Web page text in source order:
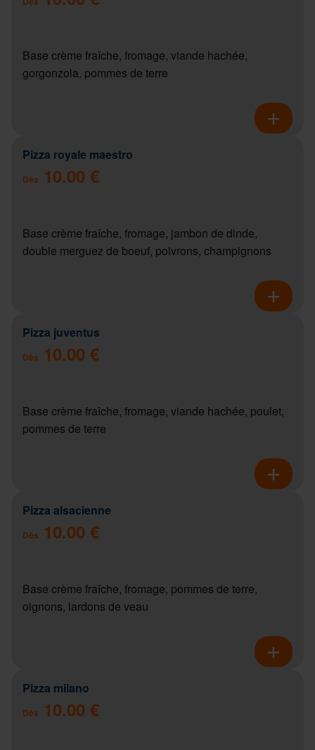
Base crème fraîche, fromage, viande hachée,
gorgonzola, pommes de terre
Pizza royale maestro
Dès 10.00 €
Base crème fraîche, fromage, jambon de dinde,
double merguez de boeuf, poivrons, champignons
Pizza juventus
Dès 10.00 €
Base crème fraîche, fromage, viande hachée, poulet,
pommes de terre
Pizza alsacienne
Dès 10.00 €
Base crème fraîche, fromage, pommes de terre,
oignons, lardons de veau
Pizza milano
Dès 10.00 €